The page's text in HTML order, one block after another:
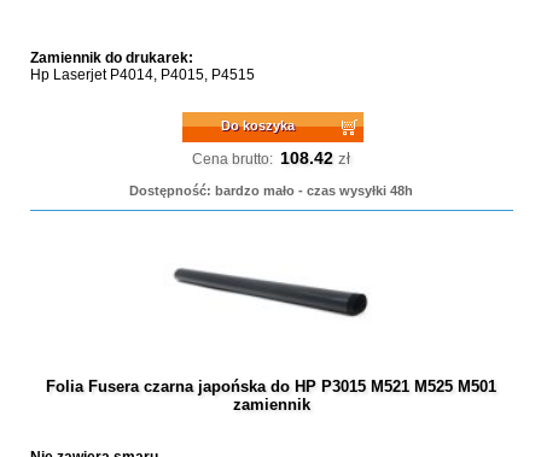
Zamiennik do drukarek:
Hp Laserjet P4014, P4015, P4515
Do koszyka
Cena brutto: 108.42 zł
Dostępność: bardzo mało - czas wysyłki 48h
Folia Fusera czarna japońska do HP P3015 M521 M525 M501
zamiennik